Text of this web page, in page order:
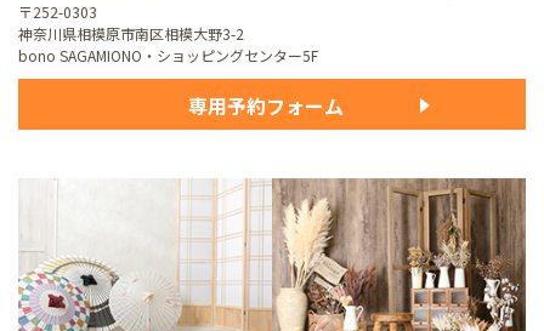
〒252-0303
神奈川県相模原市南区相模大野3-2
bono SAGAMIONO・ショッピングセンター5F
専用予約フォーム